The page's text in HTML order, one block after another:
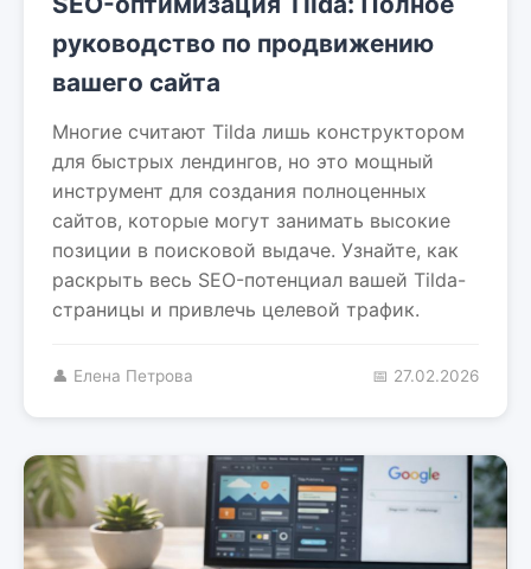
руководство по продвижению
вашего сайта
Многие считают Tilda лишь конструктором
для быстрых лендингов, но это мощный
инструмент для создания полноценных
сайтов, которые могут занимать высокие
позиции в поисковой выдаче. Узнайте, как
раскрыть весь SEO-потенциал вашей Tilda-
страницы и привлечь целевой трафик.
👤 Елена Петрова 📅 27.02.2026